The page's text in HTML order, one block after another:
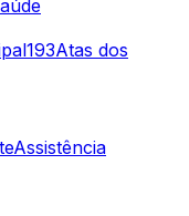
193Atas dos
Assistência